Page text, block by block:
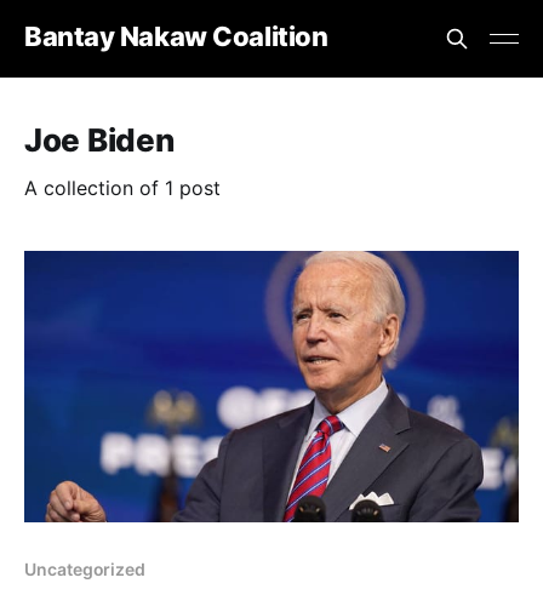
Bantay Nakaw Coalition
Joe Biden
A collection of 1 post
Uncategorized